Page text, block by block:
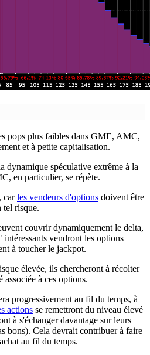
pops plus faibles dans GME, AMC,
et à petite capitalisation.
dynamique spéculative extrême à la
en particulier, se répète.
carles vendeurs d'options doivent être
tel risque.
couvrir dynamiquement le delta,
vendront les options
à toucher le jackpot.
élevée, ils chercheront à récolter
à ces options.
progressivement au fil du temps, à
actions se remettront du niveau élevé
à s'échanger davantage sur leurs
bons). Cela devrait contribuer à faire
au fil du temps.